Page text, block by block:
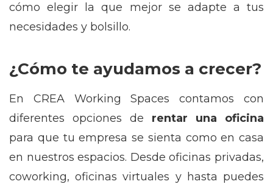
cómo elegir la que mejor se adapte a tus
necesidades y bolsillo.
¿Cómo te ayudamos a crecer?
En CREA Working Spaces contamos con
diferentes opciones de rentar una oficina
para que tu empresa se sienta como en casa
en nuestros espacios. Desde oficinas privadas,
coworking, oficinas virtuales y hasta puedes